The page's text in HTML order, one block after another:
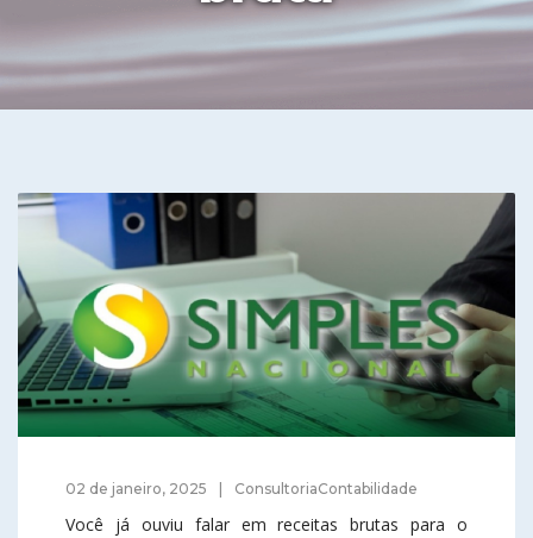
02 de janeiro, 2025 ConsultoriaContabilidade
Você já ouviu falar em receitas brutas para o